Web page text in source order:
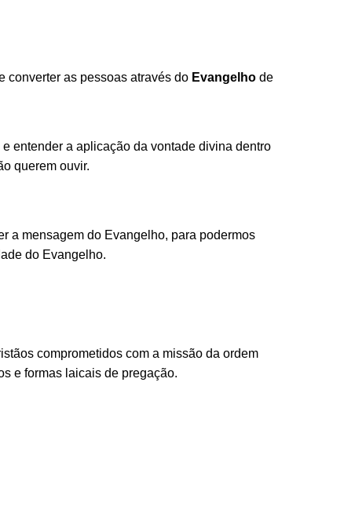
converter as pessoas através do Evangelho de
entender a aplicação da vontade divina dentro
querem ouvir.
a mensagem do Evangelho, para podermos
do Evangelho.
comprometidos com a missão da ordem
e formas laicais de pregação.